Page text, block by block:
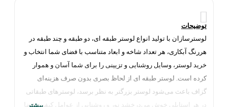
توضیحات
لوسترسازان با تولید انواع لوستر طبقه ای، دو طبقه و چند طبقه در
هررنگ آبکاری، هر تعداد شاخه و ابعاد متناسب با فضای شما انتخاب و
خرید لوستر، وسایل روشنایی و تزیینی را برای شما آسان و هموار
کرده است. لوستر طبقه ای از لحاظ بصری بدون صرف هزینه‌ای
گزاف باعث می‌شود لوستر بزرگتر به نظر برسد، لوسترهای طبقاتی
در هر استایلی خوش می‌درخشد نور و روشنایی از عوامل کیفیت فضا